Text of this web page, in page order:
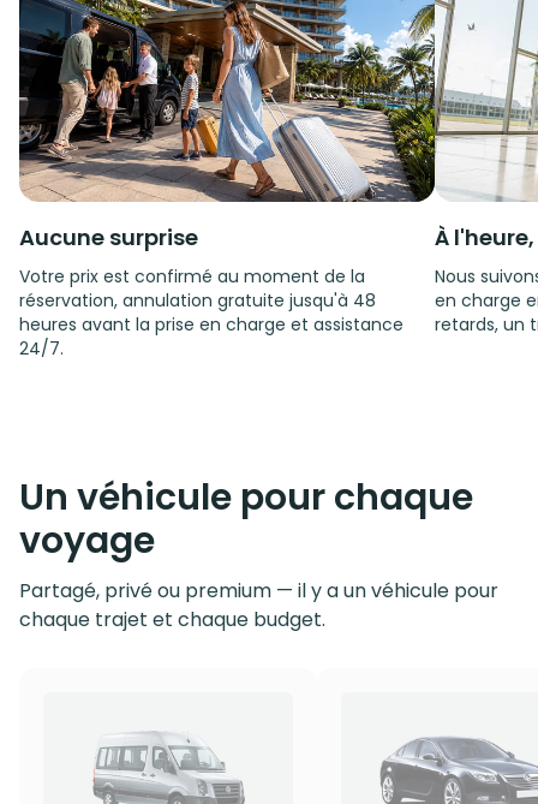
Aucune surprise
Votre prix est confirmé au moment de la
réservation, annulation gratuite jusqu'à 48
heures avant la prise en charge et assistance
24/7.
À
Nous
en charge
retards, un
Un véhicule pour chaque
voyage
Partagé, privé ou premium — il y a un véhicule pour
chaque trajet et chaque budget.